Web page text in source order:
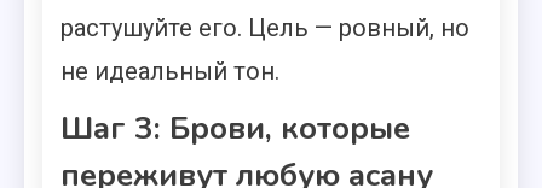
растушуйте его. Цель — ровный, но
не идеальный тон.
Шаг 3: Брови, которые
переживут любую асану